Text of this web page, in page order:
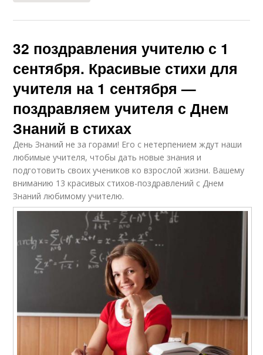
32 поздравления учителю с 1
сентября. Красивые стихи для
учителя на 1 сентября —
поздравляем учителя с Днем
Знаний в стихах
День Знаний не за горами! Его с нетерпением ждут наши
любимые учителя, чтобы дать новые знания и
подготовить своих учеников ко взрослой жизни. Вашему
вниманию 13 красивых стихов-поздравлений с Днем
Знаний любимому учителю.